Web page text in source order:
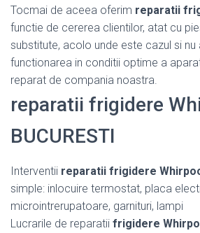
Tocmai de aceea oferim reparatii
functie de cererea clientilor, atat cu
substitute, acolo unde este cazul si
functionarea in conditii optime a
reparat de compania noastra.
reparatii frigidere
BUCURESTI
Interventii reparatii frigidere
simple: inlocuire termostat, placa
microintrerupatoare, garnituri, lampi
Lucrarile de reparatii frigidere